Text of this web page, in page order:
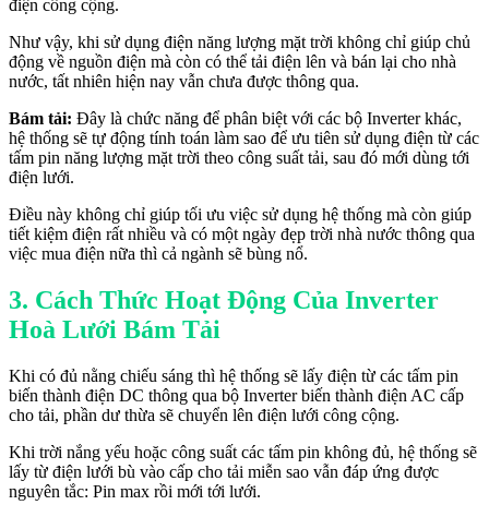
điện công cộng.
Như vậy, khi sử dụng điện năng lượng mặt trời không chỉ giúp chủ
động về nguồn điện mà còn có thể tải điện lên và bán lại cho nhà
nước, tất nhiên hiện nay vẫn chưa được thông qua.
Bám tải: Đây là chức năng để phân biệt với các bộ Inverter khác,
hệ thống sẽ tự động tính toán làm sao để ưu tiên sử dụng điện từ các
tấm pin năng lượng mặt trời theo công suất tải, sau đó mới dùng tới
điện lưới.
Điều này không chỉ giúp tối ưu việc sử dụng hệ thống mà còn giúp
tiết kiệm điện rất nhiều và có một ngày đẹp trời nhà nước thông qua
việc mua điện nữa thì cả ngành sẽ bùng nổ.
3. Cách Thức Hoạt Động Của Inverter
Hoà Lưới Bám Tải
Khi có đủ nằng chiếu sáng thì hệ thống sẽ lấy điện từ các tấm pin
biến thành điện DC thông qua bộ Inverter biến thành điện AC cấp
cho tải, phần dư thừa sẽ chuyển lên điện lưới công cộng.
Khi trời nắng yếu hoặc công suất các tấm pin không đủ, hệ thống sẽ
lấy từ điện lưới bù vào cấp cho tải miễn sao vẫn đáp ứng được
nguyên tắc: Pin max rồi mới tới lưới.